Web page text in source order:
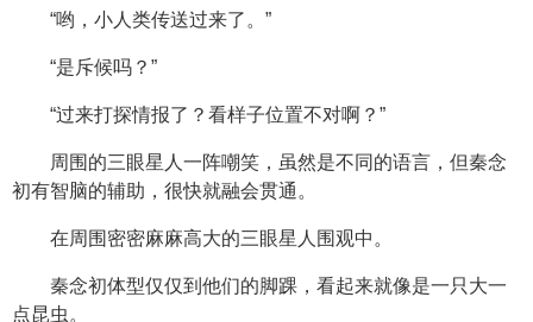
“哟，小人类传送过来了。”
“是斥候吗？”
“过来打探情报了？看样子位置不对啊？”
周围的三眼星人一阵嘲笑，虽然是不同的语言，但秦念
初有智脑的辅助，很快就融会贯通。
在周围密密麻麻高大的三眼星人围观中。
秦念初体型仅仅到他们的脚踝，看起来就像是一只大一
点昆虫。